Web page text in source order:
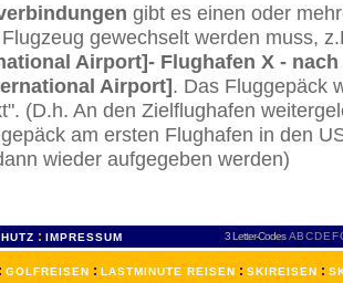
gibt es einen oder
gewechselt werden muss,
Airport]- Flughafen X - nach
Airport]. Das Fluggepäck
(D.h. An den Zielflughafen
am ersten Flughafen in den
wieder aufgegeben werden)
: IMPRESSUM 3 Letter-Codes ABCDEF
: GOLFREISEN : LASTMINUTE REISEN : SKIREISEN :